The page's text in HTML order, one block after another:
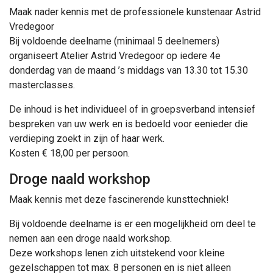
Maak nader kennis met de professionele kunstenaar Astrid
Vredegoor
Bij voldoende deelname (minimaal 5 deelnemers)
organiseert Atelier Astrid Vredegoor op iedere 4e
donderdag van de maand ’s middags van 13.30 tot 15.30
masterclasses.
De inhoud is het individueel of in groepsverband intensief
bespreken van uw werk en is bedoeld voor eenieder die
verdieping zoekt in zijn of haar werk.
Kosten € 18,00 per persoon.
Droge naald workshop
Maak kennis met deze fascinerende kunsttechniek!
Bij voldoende deelname is er een mogelijkheid om deel te
nemen aan een droge naald workshop.
Deze workshops lenen zich uitstekend voor kleine
gezelschappen tot max. 8 personen en is niet alleen